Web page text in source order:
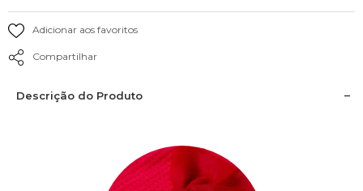
Adicionar aos favoritos
Compartilhar
Descrição do Produto